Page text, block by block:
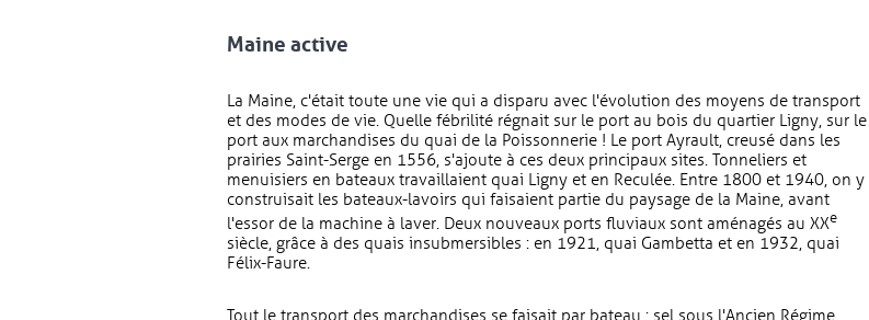
Maine active
La Maine, c'était toute une vie qui a disparu avec l'évolution des moyens de transport
et des modes de vie. Quelle fébrilité régnait sur le port au bois du quartier Ligny, sur le
port aux marchandises du quai de la Poissonnerie ! Le port Ayrault, creusé dans les
prairies Saint-Serge en 1556, s'ajoute à ces deux principaux sites. Tonneliers et
menuisiers en bateaux travaillaient quai Ligny et en Reculée. Entre 1800 et 1940, on y
construisait les bateaux-lavoirs qui faisaient partie du paysage de la Maine, avant
l'essor de la machine à laver. Deux nouveaux ports fluviaux sont aménagés au XXe
siècle, grâce à des quais insubmersibles : en 1921, quai Gambetta et en 1932, quai
Félix-Faure.
Tout le transport des marchandises se faisait par bateau : sel sous l'Ancien Régime,